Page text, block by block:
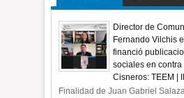
Director de
Fernando Vilchis
financió
sociales en contra
Cisneros: TEEM |
Finalidad de Juan Gabriel